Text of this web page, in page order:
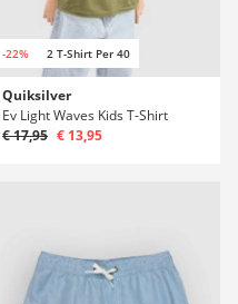
-22% 2 T-Shirt Per 40
Quiksilver
Ev Light Waves Kids T-Shirt
€ 17,95 € 13,95